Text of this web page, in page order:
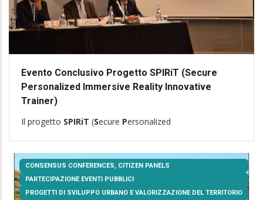
Evento Conclusivo Progetto SPIRiT (Secure
Personalized Immersive Reality Innovative
Trainer)
Il progetto SPIRiT (Secure Personalized
CONSENSUS CONFERENCES, CITIZEN PANELS
PARTECIPAZIONE EVENTI PUBBLICI
PROGETTI DI SVILUPPO URBANO E VALORIZZAZIONE DEL TERRITORIO